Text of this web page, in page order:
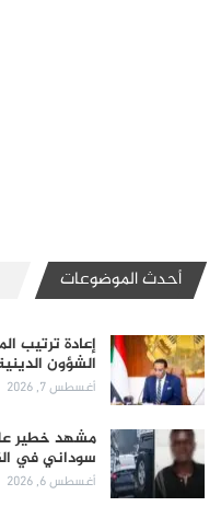
أحدث الموضوعات
إعادة ترتيب
الشؤون
أغسطس 7, 2026
مشهد خطير
سوداني في
أغسطس 6, 2026